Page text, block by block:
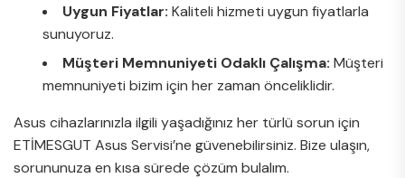
Uygun Fiyatlar: Kaliteli hizmeti uygun fiyatlarla
sunuyoruz.
Müşteri Memnuniyeti Odaklı Çalışma: Müşteri
memnuniyeti bizim için her zaman önceliklidir.
Asus cihazlarınızla ilgili yaşadığınız her türlü sorun için
ETİMESGUT Asus Servisi’ne güvenebilirsiniz. Bize ulaşın,
sorununuza en kısa sürede çözüm bulalım.